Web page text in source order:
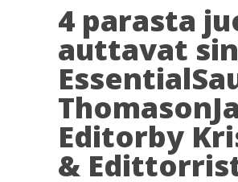
4 parasta
auttavat
Editorby
&